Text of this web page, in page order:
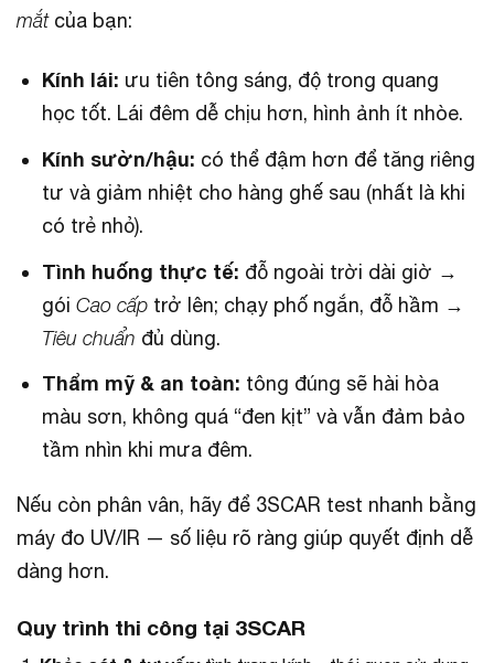
mắtcủa bạn:
Kính lái: ưu tiên tông sáng, độ trong quang
học tốt. Lái đêm dễ chịu hơn, hình ảnh ít nhòe.
Kính sườn/hậu: có thể đậm hơn để tăng riêng
tư và giảm nhiệt cho hàng ghế sau (nhất là khi
có trẻ nhỏ).
Tình huống thực tế: đỗ ngoài trời dài giờ →
góiCao cấp trở lên; chạy phố ngắn, đỗ hầm →
Tiêu chuẩn đủ dùng.
Thẩm mỹ & an toàn: tông đúng sẽ hài hòa
màu sơn, không quá “đen kịt” và vẫn đảm bảo
tầm nhìn khi mưa đêm.
Nếu còn phân vân, hãy để 3SCAR test nhanh bằng
máy đo UV/IR — số liệu rõ ràng giúp quyết định dễ
dàng hơn.
Quy trình thi công tại 3SCAR